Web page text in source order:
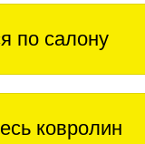
по салону
ковролин